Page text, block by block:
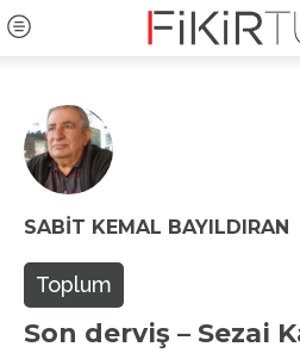
SABIT KEMAL BAYILDIRAN
Toplum
Son derviş – Sezai